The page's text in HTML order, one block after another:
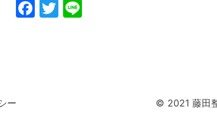
Facebook
Twitter
Line
ー © 2021 藤田